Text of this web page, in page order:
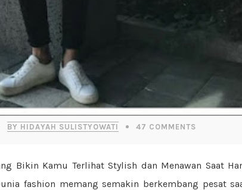
BY HIDAYAH SULISTYOWATI 47 COMMENTS
fashion memang semakin berkembang pesat